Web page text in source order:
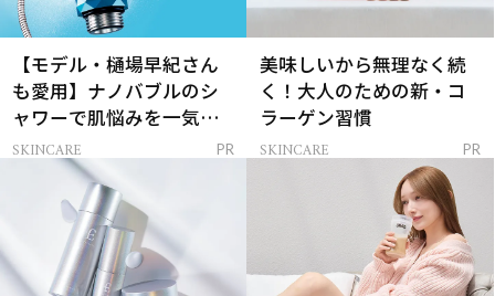
【モデル・樋場早紀さん
も愛用】ナノバブルのシ
ャワーで肌悩みを一気に
解決
SKINCARE PR
美味しいから無理なく続
く！大人のための新・コ
ラーゲン習慣
SKINCARE PR